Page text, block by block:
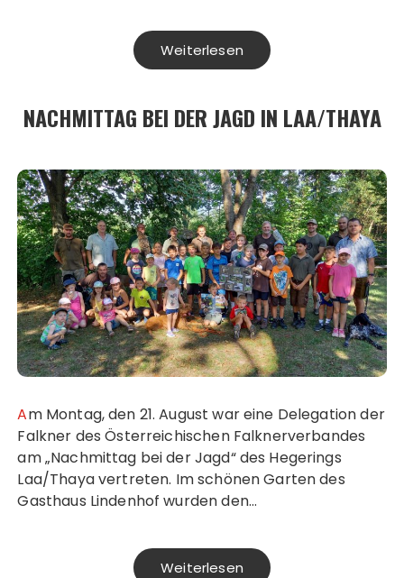
Weiterlesen
NACHMITTAG BEI DER JAGD IN LAA/THAYA
Am Montag, den 21. August war eine Delegation der
Falkner des Österreichischen Falknerverbandes
am „Nachmittag bei der Jagd“ des Hegerings
Laa/Thaya vertreten. Im schönen Garten des
Gasthaus Lindenhof wurden den…
Weiterlesen